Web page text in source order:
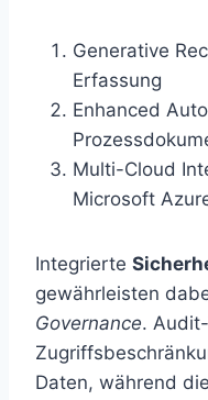
Generative
Erfassung
Enhanced
Multi-Cloud
Microsoft
Integrierte
gewährleisten
Governance.
Daten, während die